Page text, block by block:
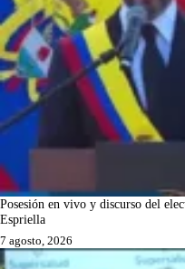
Posesión en vivo y discurso del
Espriella
7 agosto, 2026